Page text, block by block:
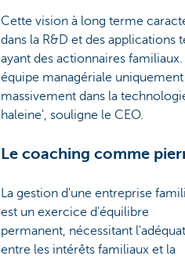
Cette vision à long terme
dans la R&D et des
ayant des actionnaires
équipe managériale
massivement dans la
haleine', souligne le CEO.
Le coaching comme
La gestion d'une entreprise
est un exercice d'équilibre
permanent, nécessitant
entre les intérêts familiaux et la